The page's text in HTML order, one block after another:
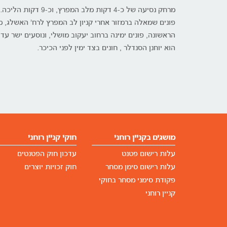
מרחק נסיעה של כ-4 דקות מלב המפרץ, וכ-9 דקות הליכה.
פונים שמאלה ברמזור אחרי קניון לב המפרץ לרח' האשלג,
הראשונה, פונים ימינה ברחוב יעקוב מושלי, ונוסעים ישר
הוא יוחנן הסנדלר , חונים בצד ימין לפני הכיכר.
מושגים בקניין רוחני
עלות רישום פטנט
עלות רישום סימן מסחר
פקודת סימני מסחר בחוקי
קניין רוחני
חוקי קניין רוחני
עדכון חוק הפטנטים
חוק זכויות יוצרים